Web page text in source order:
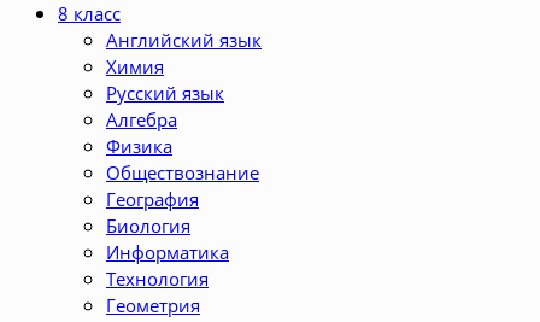
8 класс
Английский язык
Химия
Русский язык
Алгебра
Физика
Обществознание
География
Биология
Информатика
Технология
Геометрия